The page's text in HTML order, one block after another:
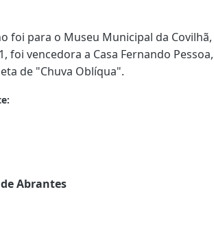
foi para o Museu Municipal da Covilhã,
foi vencedora a Casa Fernando Pessoa,
de "Chuva Oblíqua".
Abrantes